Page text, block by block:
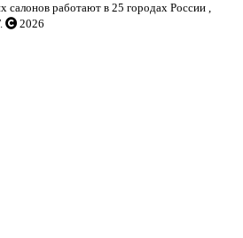
салонов работают в 25 городах России ,
2026